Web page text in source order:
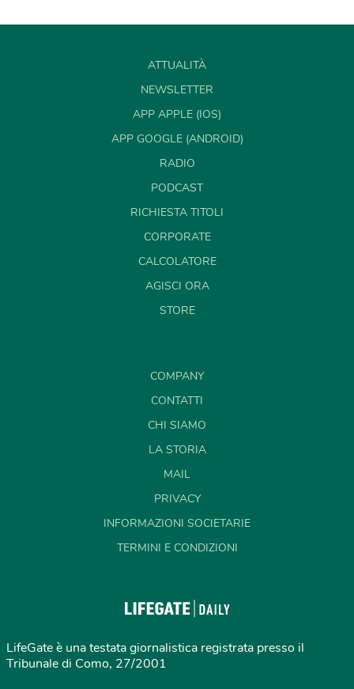
ATTUALITÀ
NEWSLETTER
APP APPLE (IOS)
APP GOOGLE (ANDROID)
RADIO
PODCAST
RICHIESTA TITOLI
CORPORATE
CALCOLATORE
AGISCI ORA
STORE
COMPANY
CONTATTI
CHI SIAMO
LA STORIA
MAIL
PRIVACY
INFORMAZIONI SOCIETARIE
TERMINI E CONDIZIONI
LifeGate è una testata giornalistica registrata presso il
Tribunale di Como, 27/2001